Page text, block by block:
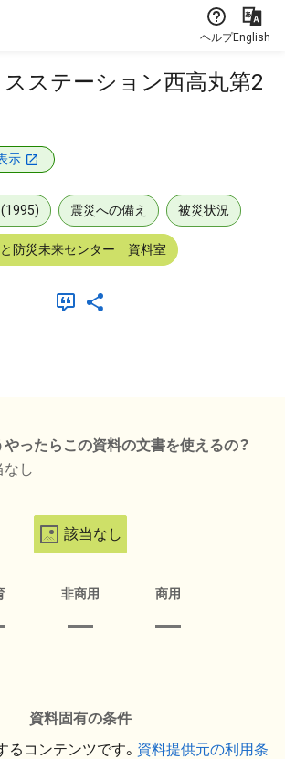
ヘルプEnglish
ステーション西高丸第2
示
(1995) 震災への備え 被災状況
と防災未来センター 資料室
やったらこの資料の文書を使えるの？
なし
該当なし
非商用 商用
資料固有の条件
コンテンツです。 資料提供元の利用条